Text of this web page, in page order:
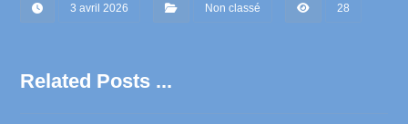
3 avril 2026 Non classé 28
Related Posts ...